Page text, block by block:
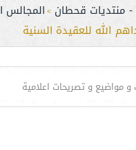
قحطان > المجالس
الله للعقيدة السنية
و مواضيع و تصريحات اعلامية